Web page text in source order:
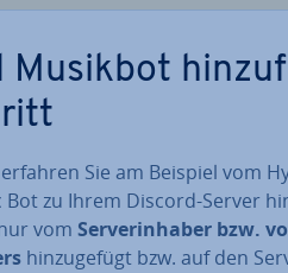
Musikbot
Sie am Beispiel vom
Bot zu Ihrem Discord-Server
vom Ser­ver­in­ha­ber bzw.
hin­zu­ge­fügt bzw. auf den